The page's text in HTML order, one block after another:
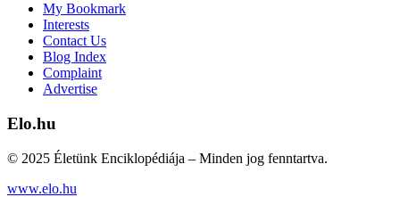
My Bookmark
Interests
Contact Us
Blog Index
Complaint
Advertise
Elo.hu
© 2025 Életünk Enciklopédiája – Minden jog fenntartva.
www.elo.hu